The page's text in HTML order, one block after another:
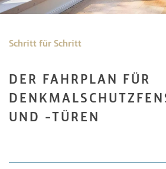
Schritt für Schritt
DER FAHRPLAN FÜR
UND -TÜREN